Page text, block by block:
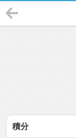
積分